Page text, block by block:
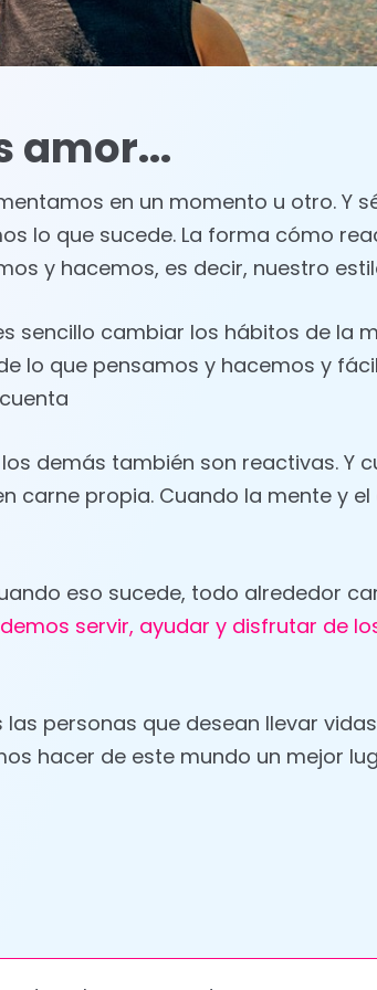
amor...​
en un momento u otro. Y
lo que sucede. La forma cómo
y hacemos, es decir, nuestro
sencillo cambiar los hábitos de la
lo que pensamos y hacemos y
demás también son reactivas. Y
carne propia. Cuando la mente y
eso sucede, todo alrededor
servir, ayudar y disfrutar de
personas que desean llevar
hacer de este mundo un mejor